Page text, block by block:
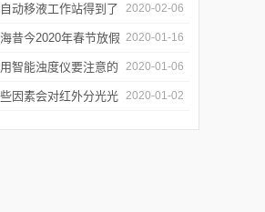
项有哪些
动移液工作站得到了
泛的应用
2020-02-06
海昔今2020年春节放假 2020-01-16
智能浊度仪要注意的
要点
2020-01-06
因素会对红外分光光 2020-01-02